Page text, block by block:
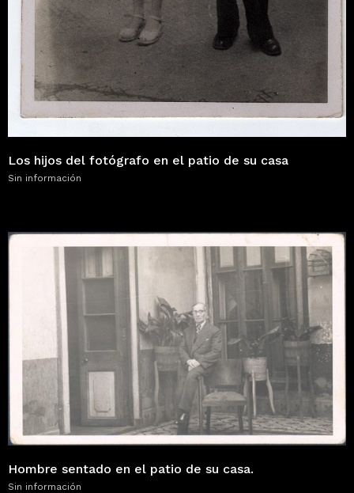
Los hijos del fotógrafo en el patio de su casa
Sin información
Hombre sentado en el patio de su casa.
Sin información